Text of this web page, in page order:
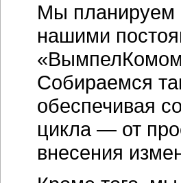
Мы планируем
нашими
Собираемся
обеспечивая
цикла — от
внесения